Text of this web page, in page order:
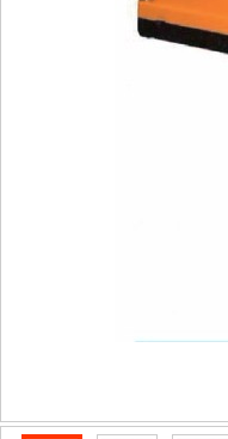
91001